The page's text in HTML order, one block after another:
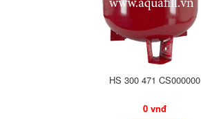
HS 300 471 CS000000
0 vnđ